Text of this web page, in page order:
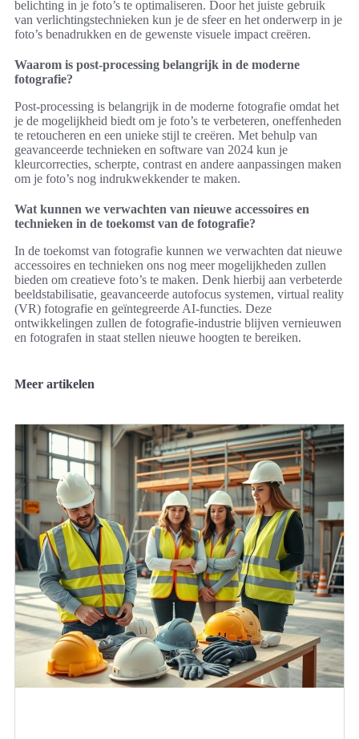
belichting in je foto’s te optimaliseren. Door het juiste gebruik
van verlichtingstechnieken kun je de sfeer en het onderwerp in je
foto’s benadrukken en de gewenste visuele impact creëren.
Waarom is post-processing belangrijk in de moderne
fotografie?
Post-processing is belangrijk in de moderne fotografie omdat het
je de mogelijkheid biedt om je foto’s te verbeteren, oneffenheden
te retoucheren en een unieke stijl te creëren. Met behulp van
geavanceerde technieken en software van 2024 kun je
kleurcorrecties, scherpte, contrast en andere aanpassingen maken
om je foto’s nog indrukwekkender te maken.
Wat kunnen we verwachten van nieuwe accessoires en
technieken in de toekomst van de fotografie?
In de toekomst van fotografie kunnen we verwachten dat nieuwe
accessoires en technieken ons nog meer mogelijkheden zullen
bieden om creatieve foto’s te maken. Denk hierbij aan verbeterde
beeldstabilisatie, geavanceerde autofocus systemen, virtual reality
(VR) fotografie en geïntegreerde AI-functies. Deze
ontwikkelingen zullen de fotografie-industrie blijven vernieuwen
en fotografen in staat stellen nieuwe hoogten te bereiken.
Meer artikelen